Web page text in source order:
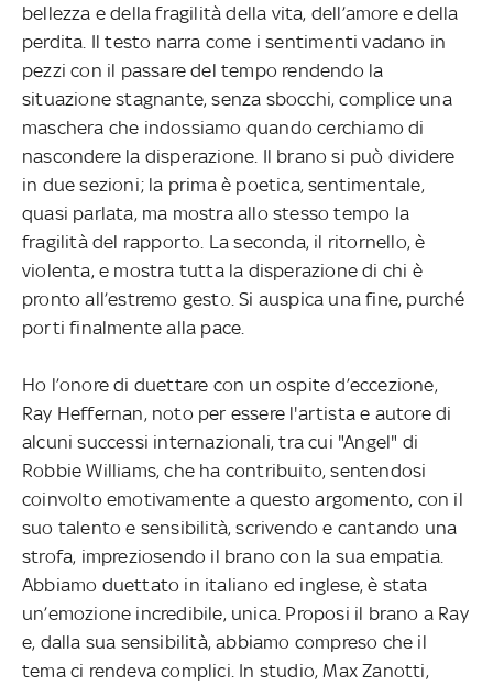
bellezza e della fragilità della vita, dell’amore e della
perdita. Il testo narra come i sentimenti vadano in
pezzi con il passare del tempo rendendo la
situazione stagnante, senza sbocchi, complice una
maschera che indossiamo quando cerchiamo di
nascondere la disperazione. Il brano si può dividere
in due sezioni; la prima è poetica, sentimentale,
quasi parlata, ma mostra allo stesso tempo la
fragilità del rapporto. La seconda, il ritornello, è
violenta, e mostra tutta la disperazione di chi è
pronto all’estremo gesto. Si auspica una fine, purché
porti finalmente alla pace.
Ho l’onore di duettare con un ospite d’eccezione,
Ray Heffernan, noto per essere l'artista e autore di
alcuni successi internazionali, tra cui "Angel" di
Robbie Williams, che ha contribuito, sentendosi
coinvolto emotivamente a questo argomento, con il
suo talento e sensibilità, scrivendo e cantando una
strofa, impreziosendo il brano con la sua empatia.
Abbiamo duettato in italiano ed inglese, è stata
un’emozione incredibile, unica. Proposi il brano a Ray
e, dalla sua sensibilità, abbiamo compreso che il
tema ci rendeva complici. In studio, Max Zanotti,